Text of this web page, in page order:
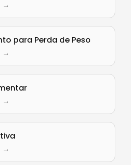
→
para Perda de Peso
→
→
→